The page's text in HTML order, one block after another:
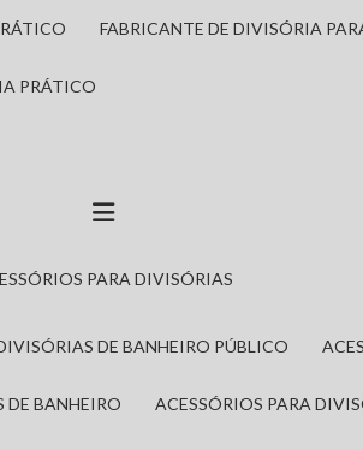
FABRICANTE DE DIVISÓRIA
PRÁTICO
PARA DIVISÓRIAS
DE BANHEIRO PÚBLICO
DE BANHEIRO ACESSÓRIOS PARA